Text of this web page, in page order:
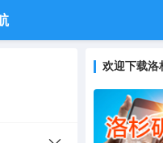
欢迎下载洛